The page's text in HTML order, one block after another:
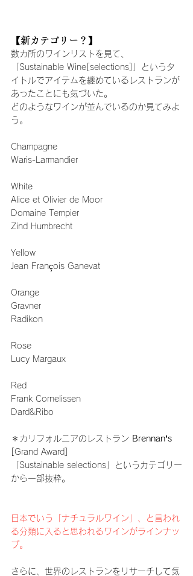
【新カテゴリー？】
数カ所のワインリストを見て、
「Sustainable Wine[selections]」というタ
イトルでアイテムを纏めているレストランが
あったことにも気づいた。
どのようなワインが並んでいるのか見てみよ
う。
Champagne
Waris-Larmandier
White
Alice et Olivier de Moor
Domaine Tempier
Zind Humbrecht
Yellow
Jean François Ganevat
Orange
Gravner
Radikon
Rose
Lucy Margaux
Red
Frank Cornelissen
Dard&Ribo
＊カリフォルニアのレストラン Brennan’s
[Grand Award]
「Sustainable selections」というカテゴリー
から一部抜粋。
日本でいう「ナチュラルワイン」、と言われ
る分類に入ると思われるワインがラインナッ
プ。
さらに、世界のレストランをリサーチして気